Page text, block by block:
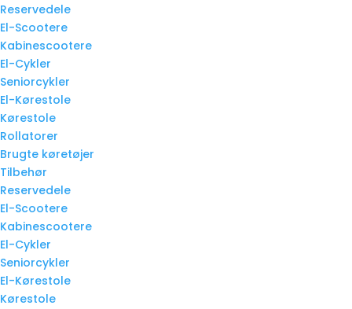
Reservedele
El-Scootere
Kabinescootere
El-Cykler
Seniorcykler
El-Kørestole
Kørestole
Rollatorer
Brugte køretøjer
Tilbehør
Reservedele
El-Scootere
Kabinescootere
El-Cykler
Seniorcykler
El-Kørestole
Kørestole